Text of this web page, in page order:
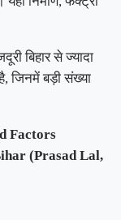
बिहार से ज्यादा
जिनमें बड़ी संख्या
Factors
(Prasad Lal,